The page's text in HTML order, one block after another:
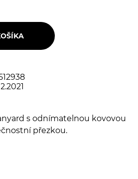
s odnímatelnou kovovou
přezkou.